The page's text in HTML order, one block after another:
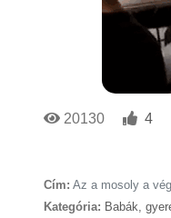
20130
4
Cím: Az a mosoly a
Kategória: Babák,